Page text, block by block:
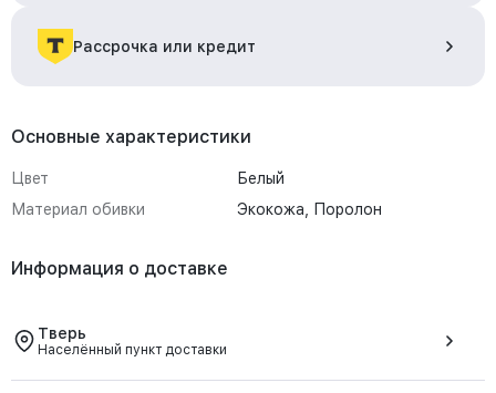
Рассрочка или кредит
Основные характеристики
Цвет
Белый
Материал обивки
Экокожа, Поролон
Информация о доставке
Тверь
Населённый пункт доставки